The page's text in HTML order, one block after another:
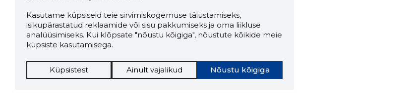
Kasutame küpsiseid teie sirvimiskogemuse täiustamiseks,
isikupärastatud reklaamide või sisu pakkumiseks ja oma liikluse
analüüsimiseks. Kui klõpsate "nõustu kõigiga", nõustute kõikide meie
küpsiste kasutamisega.
Nõustu kõigiga
Küpsistest Ainult vajalikud